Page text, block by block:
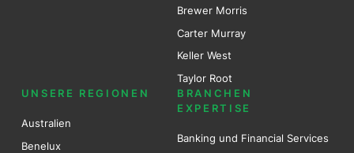
Brewer Morris
Carter Murray
Keller West
Taylor Root
UNSERE REGIONEN
Australien
Benelux
BRANCHEN
EXPERTISE
Banking und Financial Services